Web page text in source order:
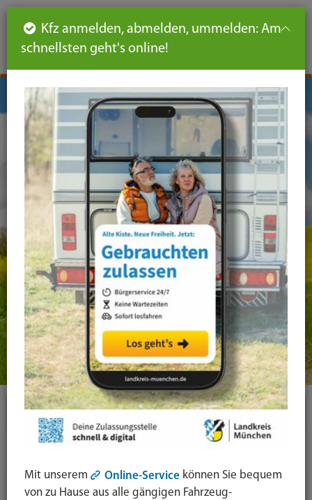
DE
Themen
Wasser
Seiteninhalt
Hauptnavigation
Seitennavigation
leichte
Sprache
Kfz anmelden, abmelden, ummelden: Am
schnellsten geht's online!
Mit unserem Online-Service können Sie bequem
von zu Hause aus alle gängigen Fahrzeug-